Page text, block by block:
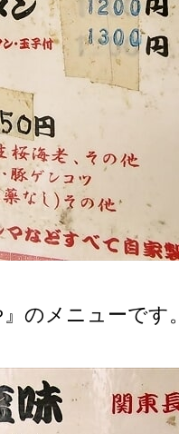
のメニューです。